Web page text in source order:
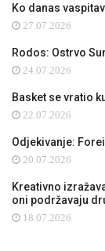
Ko danas
27.07.2026
Rodos: Ostrvo
24.07.2026
Basket se vratio
22.07.2026
Odjekivanje:
20.07.2026
Kreativno
oni podržavaju
18.07.2026